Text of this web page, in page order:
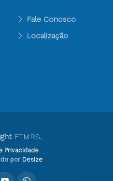
Fale Conosco
Localização
FTMRS.
Privacidade
por Desize